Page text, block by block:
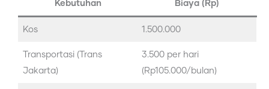
Kebutuhan Biaya (Rp)
Kos 1.500.000
Transportasi (Trans
Jakarta)
3.500 per hari
(Rp105.000/bulan)